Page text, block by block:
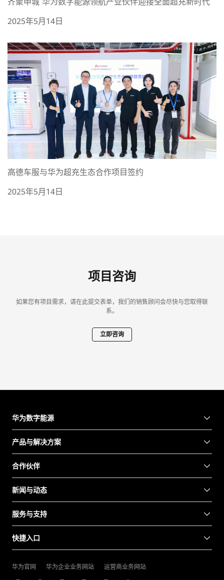
齐聚申城 华为数字能源领航产业伙伴迎接全面超充新时代
2025年5月14日
高德车服与华为超充生态合作项目签约
2025年5月14日
项目咨询
如果您有项目需求，请在此提交表单，我们的销售顾问会尽快与您取得联
系。
立即咨询
华为数字能源
产品与解决方案
合作伙伴
新闻与动态
服务与支持
快捷入口
华为官网 华为企业业务网站 运营商业务网站